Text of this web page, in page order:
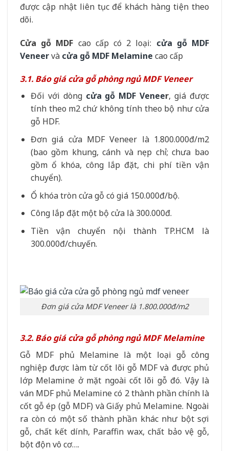
được cập nhật liên tục để khách hàng tiện theo
dõi.
Cửa gỗ MDF cao cấp có 2 loại: cửa gỗ MDF
Veneervà cửa gỗ MDF Melamine cao cấp
3.1. Báo giá cửa gỗ phòng ngủ MDF Veneer
Đối với dòng cửa gỗ MDF Veneer, giá được
tính theo m2 chứ không tính theo bộ như cửa
gỗ HDF.
Đơn giá cửa MDF Veneer là 1.800.000đ/m2
(bao gồm khung, cánh và nẹp chỉ; chưa bao
gồm ổ khóa, công lắp đặt, chi phí tiền vận
chuyển).
Ổ khóa tròn cửa gỗ có giá 150.000đ/bộ.
Công lắp đặt một bộ cửa là 300.000đ.
Tiền vận chuyển nội thành TP.HCM là
300.000đ/chuyến.
Đơn giá cửa MDF Veneer là 1.800.000đ/m2
3.2. Báo giá cửa gỗ phòng ngủ MDF Melamine
Gỗ MDF phủ Melamine là một loại gỗ công
nghiệp được làm từ cốt lõi gỗ MDF và được phủ
lớp Melamine ở mặt ngoài cốt lõi gỗ đó. Vậy là
ván MDF phủ Melamine có 2 thành phần chính là
cốt gỗ ép (gỗ MDF) và Giấy phủ Melamine. Ngoài
ra còn có một số thành phần khác như bột sợi
gỗ, chất kết dính, Paraffin wax, chất bảo vệ gỗ,
bột độn vô cơ….